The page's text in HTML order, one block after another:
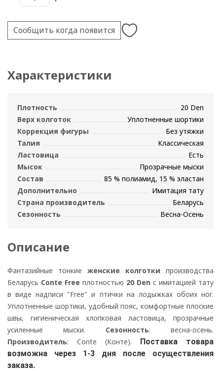
Сообщить когда появится
Характеристики
Плотность
20 Den
Верх колготок
Уплотненные шортики
Коррекция фигуры
Без утяжки
Талия
Классическая
Ластовица
Есть
Мысок
Прозрачные мыски
Состав
85 % полиамид, 15 % эластан
Дополнительно
Имитация тату
Страна производитель
Беларусь
Сезонность
Весна-Осень
Описание
Фантазийные тонкие женские колготки производства
Беларусь Conte Free плотностью 20 Den с имитацией тату
в виде надписи "Free" и птички на лодыжках обоих ног.
Уплотненные шортики, удобный пояс, комфортные плоские
швы, гигиеническая хлопковая ластовица, прозрачные
усиленные мыски. Сезонность: весна-осень.
Производитель: Conte (Конте).
Поставка товара
возможна через 1-3 дня после осуществления
заказа.